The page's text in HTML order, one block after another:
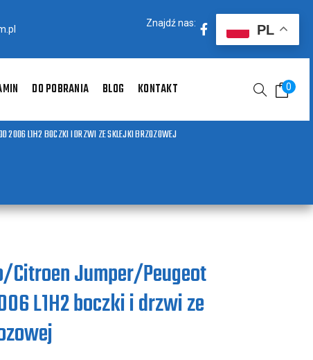
Znajdź nas:
DO POBRANIA BLOG KONTAKT 0
2006 L1H2 BOCZKI I DRZWI ZE SKLEJKI BRZOZOWEJ
Citroen Jumper/Peugeot
L1H2 boczki i drzwi ze
PL